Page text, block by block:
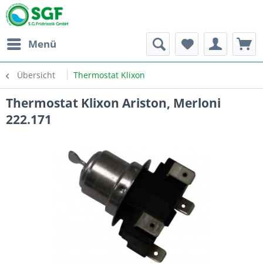
Menü
Übersicht Thermostat Klixon
Thermostat Klixon Ariston, Merloni
222.171